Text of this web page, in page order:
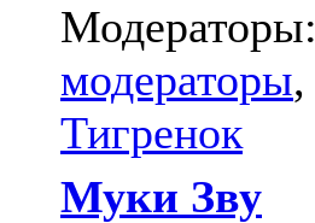
Модераторы:
модераторы,
Тигренок
Муки Зву